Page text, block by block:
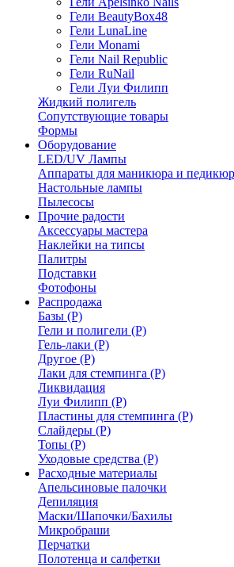
Гели BeautyBox48
Гели LunaLine
Гели Monami
Гели Nail Republic
Гели RuNail
Гели Луи Филипп
Жидкий полигель
Сопутствующие товары
Формы
Оборудование
LED/UV Лампы
Аппараты для маникюра и
Настольные лампы
Пылесосы
Прочие радости
Аксессуары мастера
Наклейки на типсы
Палитры
Подставки
Фотофоны
Распродажа
Базы (Р)
Гели и полигели (Р)
Гель-лаки (Р)
Другое (Р)
Лаки для стемпинга (Р)
Ликвидация
Луи Филипп (Р)
Пластины для стемпинга (Р)
Слайдеры (Р)
Топы (Р)
Уходовые средства (Р)
Расходные материалы
Апельсиновые палочки
Депиляция
Маски/Шапочки/Бахилы
Микробраши
Перчатки
Полотенца и салфетки